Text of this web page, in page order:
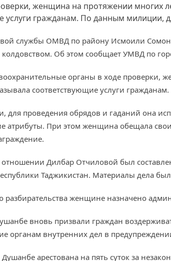
женщина на протяжении многих
услуги гражданам. По данным милиции,
службы ОМВД по району Исмоили
колдовством. Об этом сообщает УМВД по
органы в ходе
соответствующие услуги гражданам.
проведения обрядов и гаданий она
атрибуты. При этом женщина обещала
Дилбар Отчиловой был
Таджикистан. Материалы дела
разбирательства женщине назначено
вновь призвали граждан
органам внутренних дел в
арестована на пять суток за